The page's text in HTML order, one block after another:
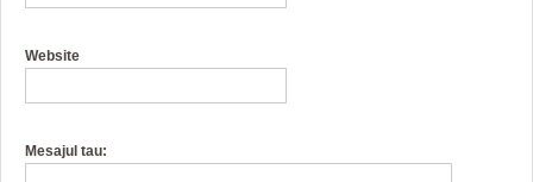
Website
Mesajul tau: